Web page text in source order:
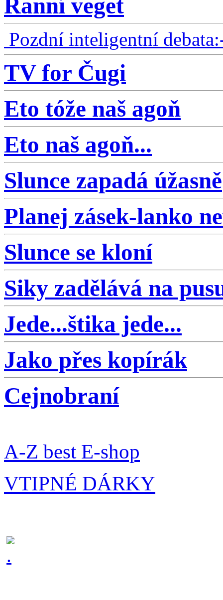
Ranní veget
Pozdní inteligentní
TV for Čugi
Eto tóže naš agoň
Eto naš agoň...
Slunce zapadá úžasně
Planej zásek-lanko
Slunce se kloní
Siky zadělává na
Jede...štika jede...
Jako přes kopírák
Cejnobraní
A-Z best E-shop
VTIPNÉ DÁRKY